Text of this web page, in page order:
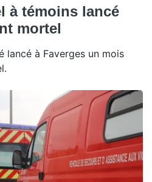
à témoins lancé
mortel
lancé à Faverges un mois